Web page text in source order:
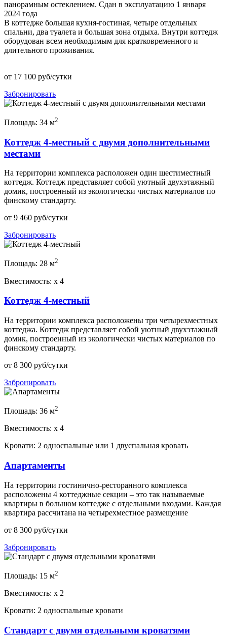
панорамным остеклением. Сдан в эксплуатацию 1 января
2024 года
В коттедже большая кухня-гостиная, четыре отдельных
спальни, два туалета и большая зона отдыха. Внутри коттедж
оборудован всем необходимым для кратковременного и
длительного проживания.
от 17 100 руб/сутки
Забронировать
Площадь: 34 м2
Коттедж 4-местный с двумя дополнительными
местами
На территории комплекса расположен один шестиместный
коттедж. Коттедж представляет собой уютный двухэтажный
домик, построенный из экологически чистых материалов по
финскому стандарту.
от 9 460 руб/сутки
Забронировать
Площадь: 28 м2
Вместимость: x 4
Коттедж 4-местный
На территории комплекса расположены три четырехместных
коттеджа. Коттедж представляет собой уютный двухэтажный
домик, построенный из экологически чистых материалов по
финскому стандарту.
от 8 300 руб/сутки
Забронировать
Площадь: 36 м2
Вместимость: x 4
Кровати: 2 односпальные или 1 двуспальная кровать
Апартаменты
На территории гостинично-ресторанного комплекса
расположены 4 коттеджные секции – это так называемые
квартиры в большом коттедже с отдельными входами. Каждая
квартира рассчитана на четырехместное размещение
от 8 300 руб/сутки
Забронировать
Площадь: 15 м2
Вместимость: x 2
Кровати: 2 односпальные кровати
Стандарт с двумя отдельными кроватями